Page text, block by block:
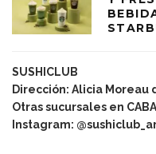
SUSHICLUB
Dirección: Alicia Moreau
Otras sucursales en
Instagram: